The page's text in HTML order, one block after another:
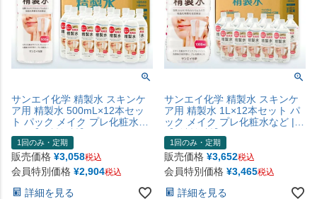
サンエイ化学 精製水 スキンケ
ア用 精製水 500mL×12本セッ
ト パック メイク プレ化粧水な
ル ナノケア コットン アロマス
プレー グリセリン ペットボト
ル 高純度精製水 純水 蒸留水 イ
オン交換水 超純水 せいせいす
い ピュアウォーター 日本製
1回のみ・定期
販売価格 ¥3,058税込
会員特別価格 ¥2,904税込
詳細を見る
サンエイ化学 精製水 スキンケ
ア用 精製水 1L×12本セット パ
ック メイク プレ化粧水など |
ノケア コットン アロマスプレ
ー グリセリン ペットボトル 高
純度精製水 純水 蒸留水 イオン
交換水 超純水 せいせいすい ピ
ュアウォーター 日本製
1回のみ・定期
販売価格 ¥3,652税込
会員特別価格 ¥3,465税込
詳細を見る